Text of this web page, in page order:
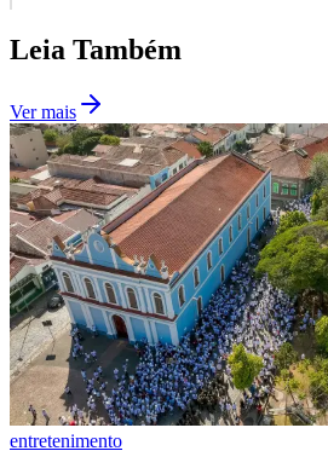
Flamengo
Leia Também
Ver mais
entretenimento